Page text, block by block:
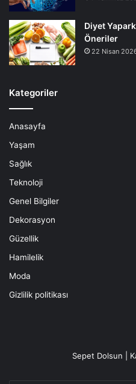
Diyet
Öneriler
22 Nisan
Kategoriler
Anasayfa
Yaşam
Sağlık
Teknoloji
Genel Bilgiler
Dekorasyon
Güzellik
Hamilelik
Moda
Gizlilik politikası
Sepet Dolsun |